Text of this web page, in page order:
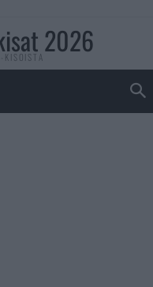
2026
KISOISTA